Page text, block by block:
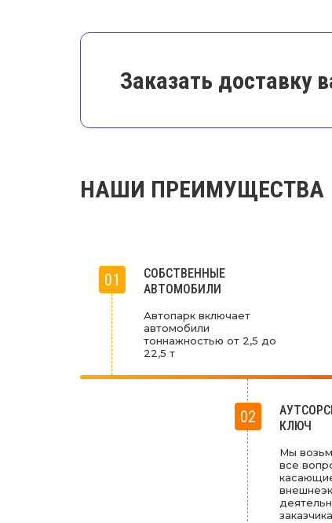
Заказать доставку
НАШИ ПРЕИМУЩЕСТВА
01
СОБСТВЕННЫЕ
АВТОМОБИЛИ
Автопарк включает
автомобили
тоннажностью от 2,5 до
22,5 т
02
КЛЮЧ
Мы
все
заказчика